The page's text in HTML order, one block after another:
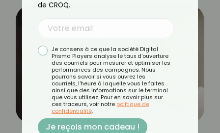
de CROQ.
Je consens à ce que la société Digital
Prisma Players analyse le taux d'ouverture
des courriels pour mesurer et optimiser les
performances des campagnes. Nous
pourrons savoir si vous ouvrez les
courriels, l'heure à laquelle vous le faites
ainsi que des informations sur le terminal
que vous utilisez. Pour en savoir plus sur
ces traceurs, voir notre politique de
confidentialité.
Je reçois mon cadeau !